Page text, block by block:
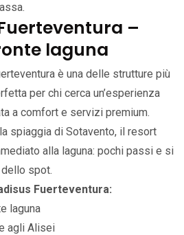
–
laguna
è una delle strutture più
per chi cerca un’esperienza
a comfort e servizi premium.
spiaggia di Sotavento, il resort
alla laguna: pochi passi e si
dello spot.
Fuerteventura:
laguna
agli Alisei